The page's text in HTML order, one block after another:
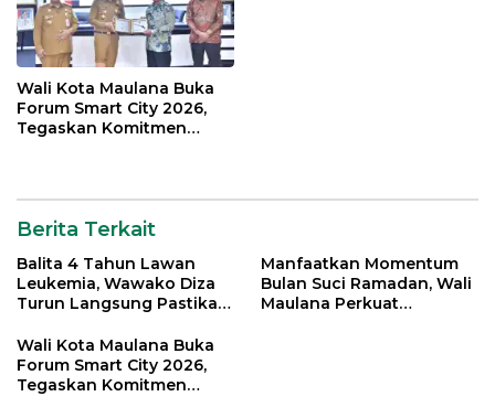
Wali Kota Maulana Buka
Forum Smart City 2026,
Tegaskan Komitmen
Berita Terkait
Balita 4 Tahun Lawan
Leukemia, Wawako Diza
Turun Langsung Pastikan
Manfaatkan Momentum
Bulan Suci Ramadan, Wali
Maulana Perkuat
Wali Kota Maulana Buka
Forum Smart City 2026,
Tegaskan Komitmen